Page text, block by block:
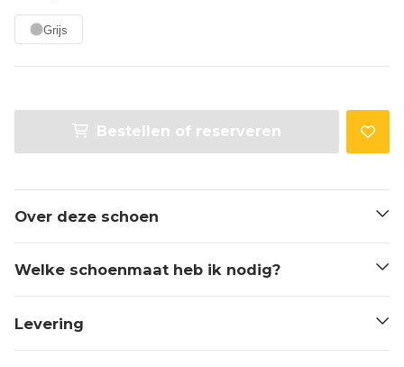
Grijs
Bestellen of reserveren
Over deze schoen
Welke schoenmaat heb ik nodig?
Levering